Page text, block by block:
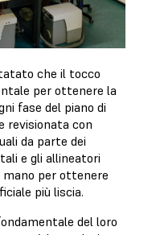
che il tocco
per ottenere la
fase del piano di
revisionata con
da parte dei
e gli allineatori
mano per ottenere
più liscia.
del loro